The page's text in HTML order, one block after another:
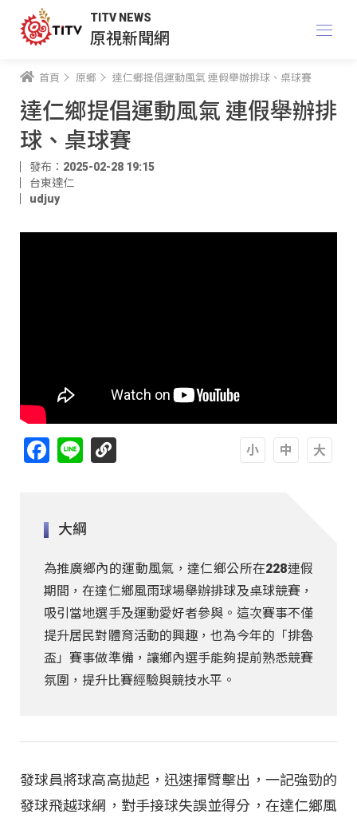
TITV NEWS
原視新聞網
首頁 原鄉 達仁鄉提倡運動風氣 連假舉辦排球、桌球賽
達仁鄉提倡運動風氣 連假舉辦排
球、桌球賽
發布：2025-02-28 19:15
台東達仁
udjuy
Facebook
Line
大綱
為推廣鄉內的運動風氣，達仁鄉公所在228連假
期間，在達仁鄉風雨球場舉辦排球及桌球競賽，
吸引當地選手及運動愛好者參與。這次賽事不僅
提升居民對體育活動的興趣，也為今年的「排魯
盃」賽事做準備，讓鄉內選手能夠提前熟悉競賽
氛圍，提升比賽經驗與競技水平。
發球員將球高高拋起，迅速揮臂擊出，一記強勁的
發球飛越球網，對手接球失誤並得分，在達仁鄉風